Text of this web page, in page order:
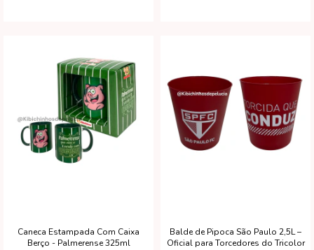
Caneca Estampada Com Caixa
Berço - Palmerense 325ml
Balde de Pipoca São Paulo 2,5L –
Oficial para Torcedores do Tricolor